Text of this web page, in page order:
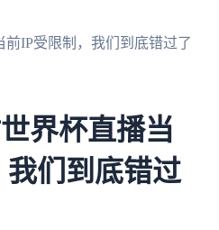
IP受限制，我们到底错过了
界杯直播当
们到底错过